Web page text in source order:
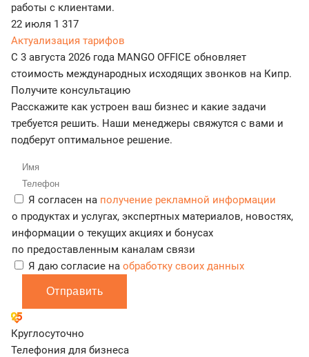
работы с клиентами.
22 июля 1 317
Актуализация тарифов
С 3 августа 2026 года MANGO OFFICE обновляет
стоимость международных исходящих звонков на Кипр.
Получите консультацию
Расскажите как устроен ваш бизнес и какие задачи
требуется решить. Наши менеджеры свяжутся с вами и
подберут оптимальное решение.
Я согласен на получение рекламной информации
о продуктах и услугах, экспертных материалов, новостях,
информации о текущих акциях и бонусах
по предоставленным каналам связи
Я даю согласие на обработку своих данных
Отправить
Круглосуточно
Телефония для бизнеса